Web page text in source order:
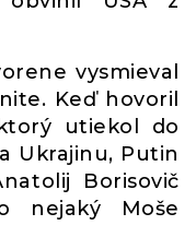
vysmieval
Keď hovoril
utiekol do
Ukrajinu, Putin
Borisovič
nejaký Moše